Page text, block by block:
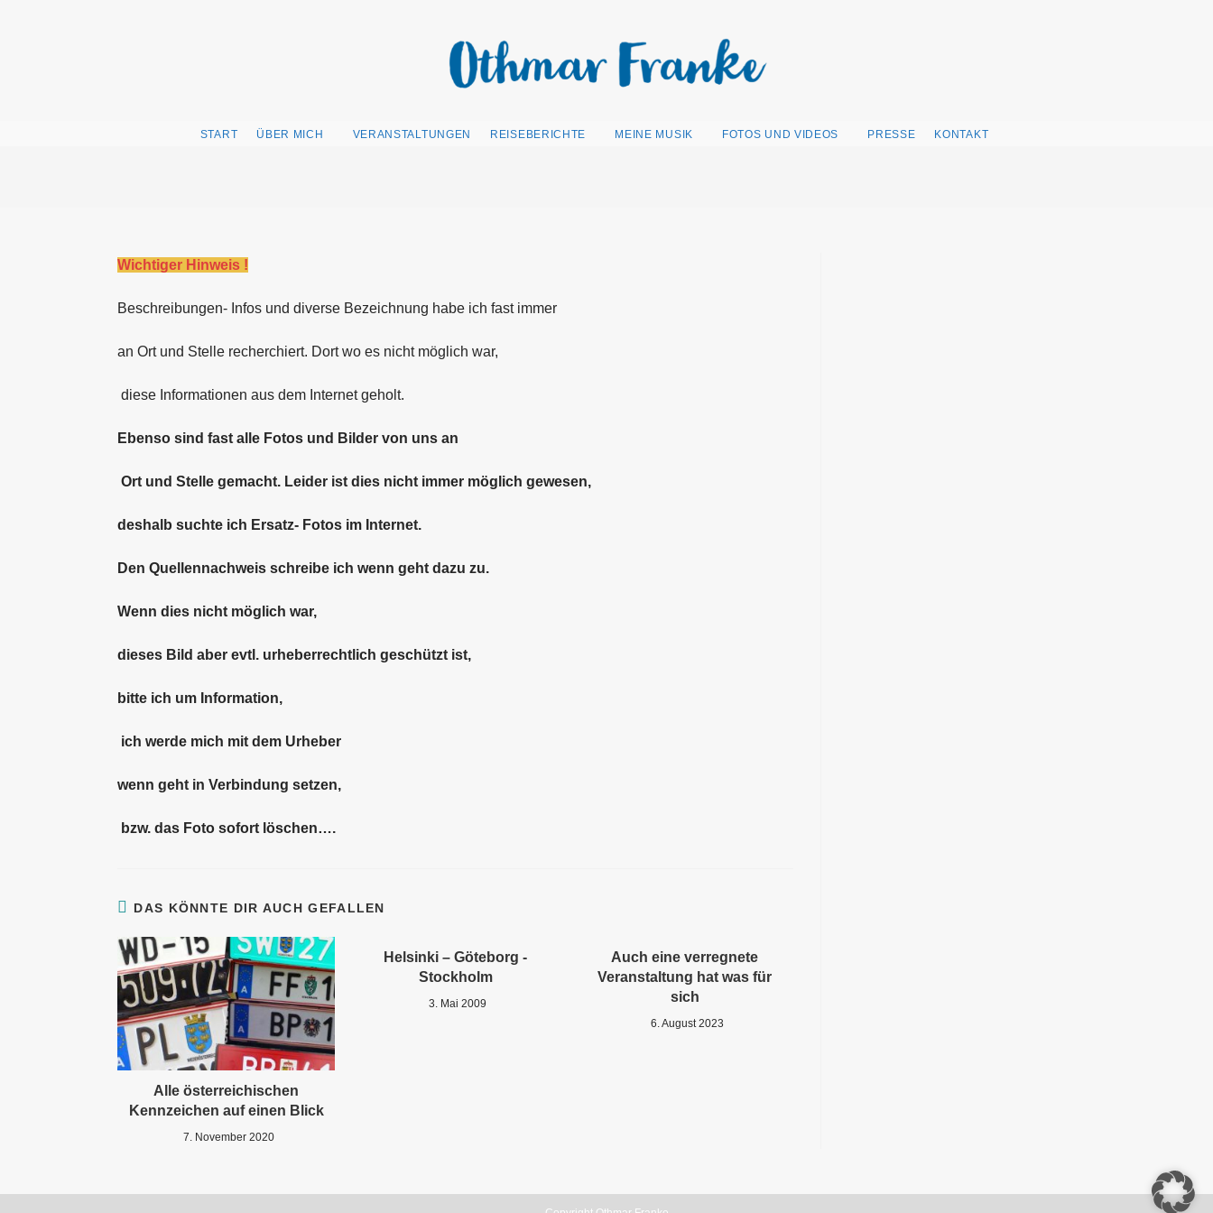
START ÜBER MICH VERANSTALTUNGEN REISEBERICHTE MEINE MUSIK FOTOS UND VIDEOS PRESSE KONTAKT
Wichtiger Hinweis !
Beschreibungen- Infos und diverse Bezeichnung habe ich fast immer
an Ort und Stelle recherchiert. Dort wo es nicht möglich war,
diese Informationen aus dem Internet geholt.
Ebenso sind fast alle Fotos und Bilder von uns an
Ort und Stelle gemacht. Leider ist dies nicht immer möglich gewesen,
deshalb suchte ich Ersatz- Fotos im Internet.
Den Quellennachweis schreibe ich wenn geht dazu zu.
Wenn dies nicht möglich war,
dieses Bild aber evtl. urheberrechtlich geschützt ist,
bitte ich um Information,
ich werde mich mit dem Urheber
wenn geht in Verbindung setzen,
bzw. das Foto sofort löschen….
DAS KÖNNTE DIR AUCH GEFALLEN
Alle österreichischen
Kennzeichen auf einen Blick
7. November 2020
Helsinki – Göteborg -
Stockholm
3. Mai 2009
Auch eine verregnete
Veranstaltung hat was für
sich
6. August 2023